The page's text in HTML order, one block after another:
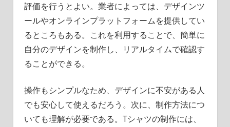
評価を行うとよい。業者によっては、デザインツ
ールやオンラインプラットフォームを提供してい
るところもある。これを利用することで、簡単に
自分のデザインを制作し、リアルタイムで確認す
ることができる。
操作もシンプルなため、デザインに不安がある人
でも安心して使えるだろう。次に、制作方法につ
いても理解が必要である。Tシャツの制作には、